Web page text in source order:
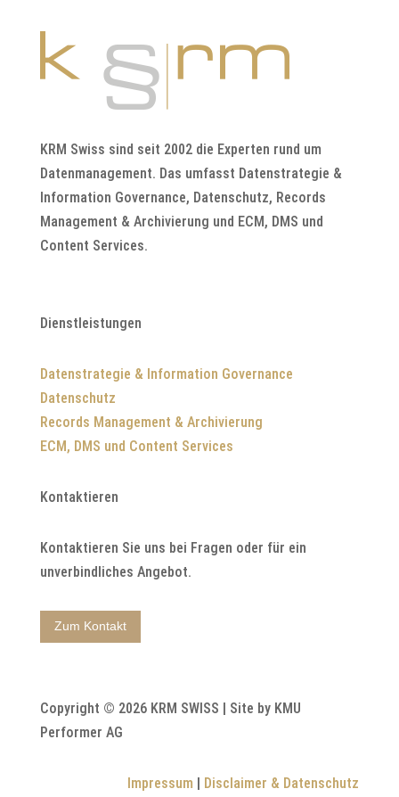
KRM Swiss sind seit 2002 die Experten rund um
Datenmanagement. Das umfasst Datenstrategie &
Information Governance, Datenschutz, Records
Management & Archivierung und ECM, DMS und
Content Services.
Dienstleistungen
Datenstrategie & Information Governance
Datenschutz
Records Management & Archivierung
ECM, DMS und Content Services
Kontaktieren
Kontaktieren Sie uns bei Fragen oder für ein
unverbindliches Angebot.
Zum Kontakt
Copyright © 2026 KRM SWISS | Site by KMU
Performer AG
Impressum | Disclaimer & Datenschutz